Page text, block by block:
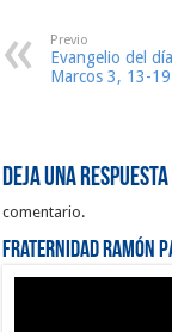
Previo
Evangelio del
Marcos 3, 13-
Deja una respuesta
comentario.
Fraternidad Ramón